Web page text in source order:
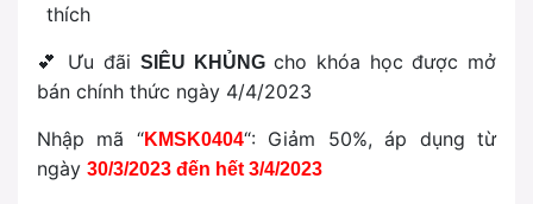
thích
💕 Ưu đãi SIÊU KHỦNGcho khóa học được mở
bán chính thức ngày 4/4/2023
Nhập mã “KMSK0404“: Giảm 50%, áp dụng từ
ngày 30/3/2023 đến hết 3/4/2023